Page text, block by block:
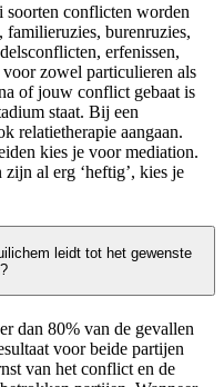
conflicten worden
familieruzies, burenruzies,
erfenissen,
zowel particulieren als
of jouw conflict gebaat is
staat. Bij een
relatietherapie aangaan.
kies je voor mediation.
al erg ‘heftig’, kies je
leidt tot het gewenste
dan 80% van de gevallen
voor beide partijen
van het conflict en de